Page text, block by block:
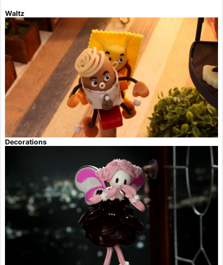
Waltz
Decorations